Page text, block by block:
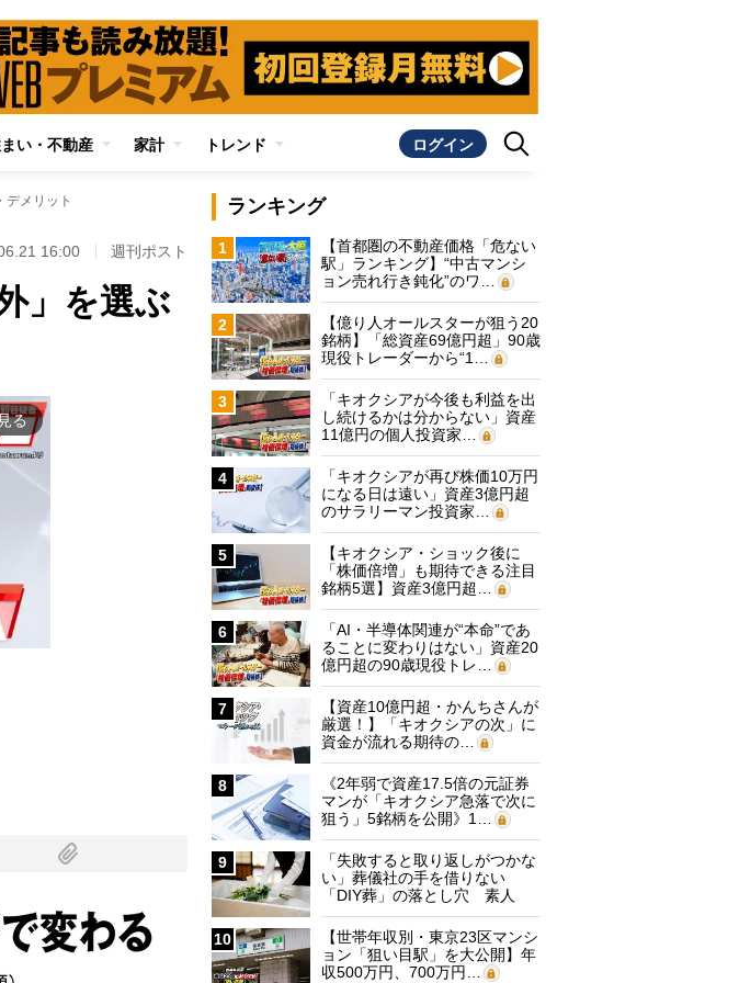
い・不動産 家計 トレンド ログイン
メリット
16:00 週刊ポスト
」を選ぶ
る
ランキング
1
【首都圏の不動産価格「危ない
駅」ランキング】“中古マンシ
ョン売れ行き鈍化”のワ…
2
【億り人オールスターが狙う20
銘柄】「総資産69億円超」90歳
現役トレーダーから“1…
3
「キオクシアが今後も利益を出
し続けるかは分からない」資産
11億円の個人投資家…
4
「キオクシアが再び株価10万円
になる日は遠い」資産3億円超
のサラリーマン投資家…
5
【キオクシア・ショック後に
「株価倍増」も期待できる注目
銘柄5選】資産3億円超…
6
「AI・半導体関連が“本命”であ
ることに変わりはない」資産20
億円超の90歳現役トレ…
7
【資産10億円超・かんちさんが
厳選！】「キオクシアの次」に
資金が流れる期待の…
8
《2年弱で資産17.5倍の元証券
マンが「キオクシア急落で次に
狙う」5銘柄を公開》1…
9
「失敗すると取り返しがつかな
い」葬儀社の手を借りない
「DIY葬」の落とし穴 素人
に…
10
【世帯年収別・東京23区マンシ
ョン「狙い目駅」を大公開】年
収500万円、700万円…